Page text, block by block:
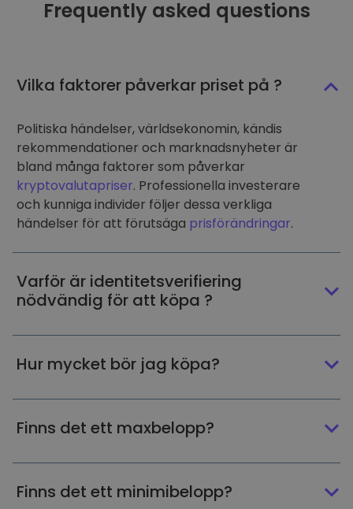
Frequently asked questions
Vilka faktorer påverkar priset på ?
Politiska händelser, världsekonomin, kändis
rekommendationer och marknadsnyheter är
bland många faktorer som påverkar
kryptovalutapriser. Professionella investerare
och kunniga individer följer dessa verkliga
händelser för att förutsäga prisförändringar.
Varför är identitetsverifiering
nödvändig för att köpa ?
Hur mycket bör jag köpa?
Finns det ett maxbelopp?
Finns det ett minimibelopp?